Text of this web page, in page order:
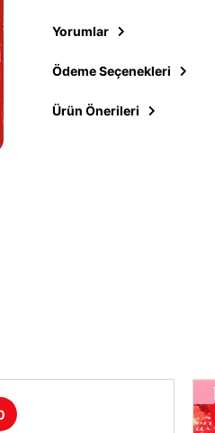
Yorumlar
Ödeme Seçenekleri
Ürün Önerileri